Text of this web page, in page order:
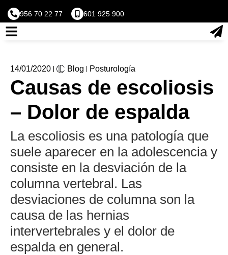
956 70 22 77 601 925 900
14/01/2020 Blog Posturología
Causas de escoliosis
– Dolor de espalda
La escoliosis es una patología que
suele aparecer en la adolescencia y
consiste en la desviación de la
columna vertebral. Las
desviaciones de columna son la
causa de las hernias
intervertebrales y el dolor de
espalda en general.